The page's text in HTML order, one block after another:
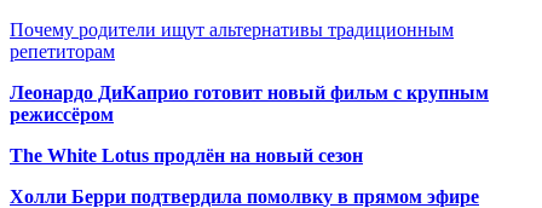
Почему родители ищут альтернативы традиционным
репетиторам
Леонардо ДиКаприо готовит новый фильм с крупным
режиссёром
The White Lotus продлён на новый сезон
Холли Берри подтвердила помолвку в прямом эфире